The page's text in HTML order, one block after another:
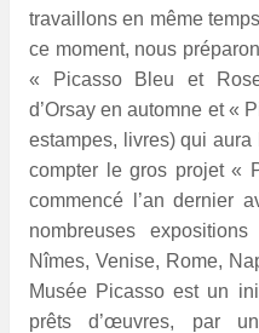
travaillons en même
ce moment, nous
« Picasso Bleu et
d’Orsay en automne et «
estampes, livres) qui
compter le gros projet «
commencé l’an dernier
nombreuses
Nîmes, Venise, Rome,
Musée Picasso est un
prêts d’œuvres, par